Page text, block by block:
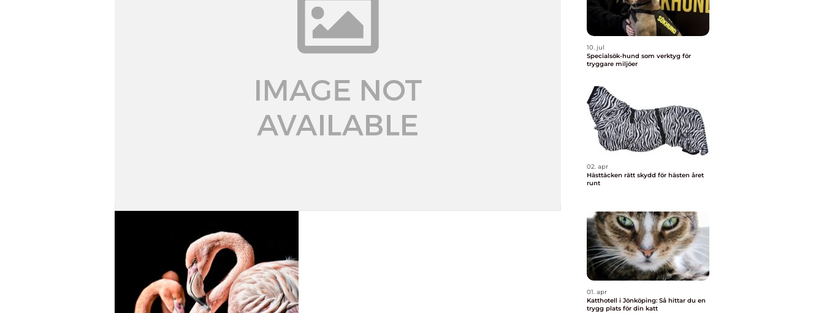
10. jul
Specialsök-hund som verktyg för
tryggare miljöer
02. apr
Hästtäcken rätt skydd för hästen året
runt
01. apr
Katthotell i Jönköping: Så hittar du en
trygg plats för din katt